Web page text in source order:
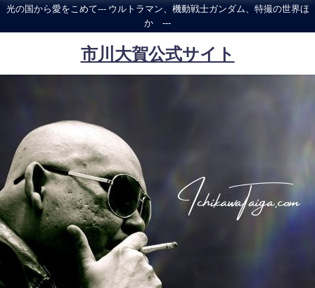
光の国から愛をこめて--- ウルトラマン、機動戦士ガンダム、特撮の世界ほ
か ---
市川大賀公式サイト